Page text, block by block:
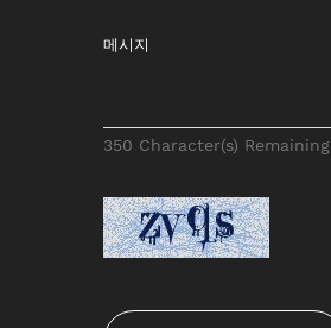
350 Character(s) Remaining